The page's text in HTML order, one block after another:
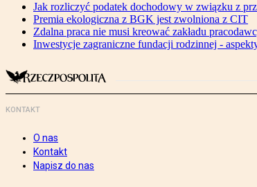
Jak rozliczyć podatek dochodowy w związku z
Premia ekologiczna z BGK jest zwolniona z CIT
Zdalna praca nie musi kreować zakładu
Inwestycje zagraniczne fundacji rodzinnej -
KONTAKT
O nas
Kontakt
Napisz do nas